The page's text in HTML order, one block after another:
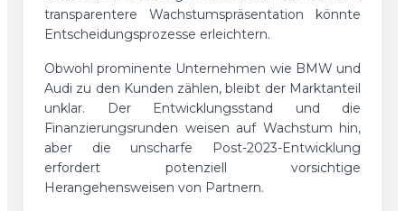
transparentere Wachstumspräsentation könnte
Entscheidungsprozesse erleichtern.
Obwohl prominente Unternehmen wie BMW und
Audi zu den Kunden zählen, bleibt der Marktanteil
unklar. Der Entwicklungsstand und die
Finanzierungsrunden weisen auf Wachstum hin,
aber die unscharfe Post-2023-Entwicklung
erfordert potenziell vorsichtige
Herangehensweisen von Partnern.